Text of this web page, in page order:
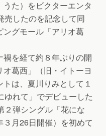
た）をビクターエンタ
売したのを記念して同
ングモール「アリオ葛
を経て約８年ぶりの開
葛西」（旧・イトーヨ
は、夏川りみとして１
ゆれて」でデビューした
２弾シングル「花にな
月26日開催）を初めて